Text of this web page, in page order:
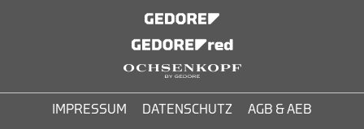
IMPRESSUM DATENSCHUTZ AGB & AEB